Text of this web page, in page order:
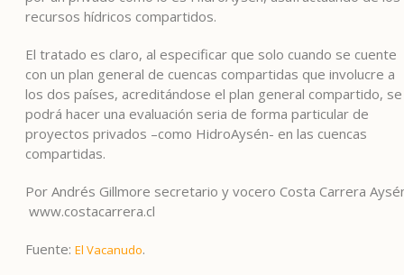
recursos hídricos compartidos.
El tratado es claro, al especificar que solo cuando se cuente
con un plan general de cuencas compartidas que involucre a
los dos países, acreditándose el plan general compartido, se
podrá hacer una evaluación seria de forma particular de
proyectos privados –como HidroAysén- en las cuencas
compartidas.
Por Andrés Gillmore secretario y vocero Costa Carrera
www.costacarrera.cl
Fuente: El Vacanudo.